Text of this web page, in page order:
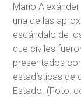
Mario
una de las
escándalo de
que civiles
presentados
estadísticas de
Estado. (Foto: